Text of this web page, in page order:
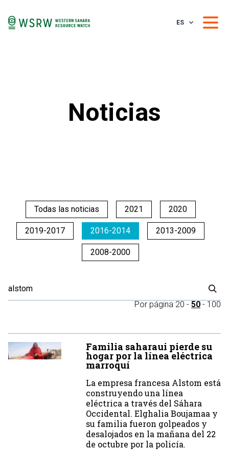
ES
Noticias
Todas las noticias 2021 2020
2019-2017 2016-2014 2013-2009
2008-2000
Por página 20 - 50 - 100
Familia saharaui pierde su
hogar por la línea eléctrica
marroquí
La empresa francesa Alstom está
construyendo una línea
eléctrica a través del Sáhara
Occidental. Elghalia Boujamaa y
su familia fueron golpeados y
desalojados en la mañana del 22
de octubre por la policía.